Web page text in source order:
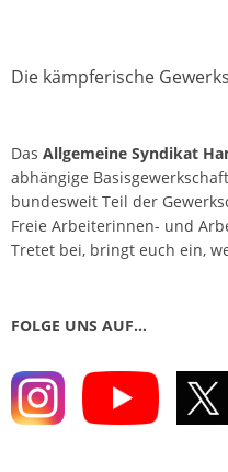
Die kämpferische
Das Allgemeine Syndikat
abhängige
bundesweit Teil der
Freie Arbeiterinnen- und
Tretet bei, bringt euch ein,
FOLGE UNS AUF…